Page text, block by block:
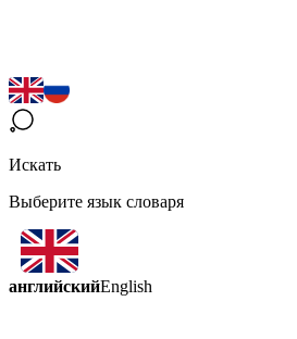
Искать
Выберите язык словаря
английскийEnglish